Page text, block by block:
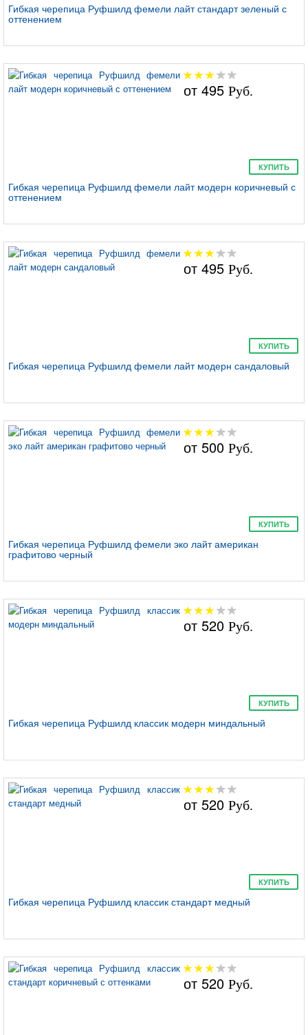
Гибкая черепица Руфшилд фемели лайт стандарт зеленый с
оттенением
от495 Руб.
КУПИТЬ
Гибкая черепица Руфшилд фемели лайт модерн коричневый с
оттенением
от495 Руб.
КУПИТЬ
Гибкая черепица Руфшилд фемели лайт модерн сандаловый
от500 Руб.
КУПИТЬ
Гибкая черепица Руфшилд фемели эко лайт американ
графитово черный
от520 Руб.
КУПИТЬ
Гибкая черепица Руфшилд классик модерн миндальный
от520 Руб.
КУПИТЬ
Гибкая черепица Руфшилд классик стандарт медный
от520 Руб.